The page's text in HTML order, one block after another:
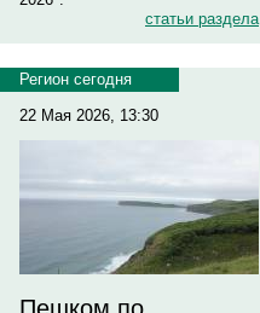
статьи раздела
Регион сегодня
22 Мая 2026, 13:30